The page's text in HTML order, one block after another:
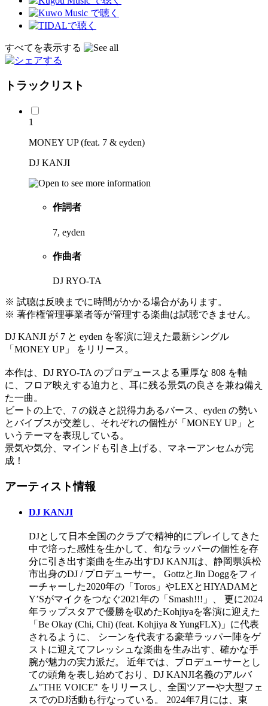
すべてを表示する
トラックリスト
1
MONEY UP (feat. 7 & eyden)
DJ KANJI
作詞者
7, eyden
作曲者
DJ RYO-TA
※ 試聴は反映までに時間がかかる場合があります。
※ 著作権管理事業者等が管理する楽曲は試聴できません。
DJ KANJI が 7 と eyden を客演に迎えた最新シングル
「MONEY UP」 をリリース。
本作は、DJ RYO-TA のプロデュースよる重厚な 808 を軸
に、フロア映えする迫力と、耳に残る景気の良さを兼ね備え
た一曲。
ビートの上で、7 の鋭さと説得力あるバース、eyden の勢い
とバイブスが交差し、それぞれの個性が「MONEY UP」と
いうテーマを表現している。
景気や気分、マインドも引き上げる、マネーアンセムが完
成！
アーティスト情報
DJ KANJI
DJとして日本全国のクラブで精神的にプレイしてきた
中で培った感性を生かして、旬なラッパーの個性を存
分に引き出す楽曲を生み出すDJ KANJIは、静岡県浜松
市出身のDJ / プロデューサー。 GottzとJin Doggをフィ
ーチャーした2020年の「Toros」やLEXとHIYADAMと
Y’Sがマイクをつなぐ2021年の「Smash!!!」、 更に2024
年ラップスタアで優勝を収めたKohjiyaを客演に迎えた
「Be Okay (Chi, Chi) (feat. Kohjiya & YungFLX)」に代表
されるように、 シーンを代表する豪華ラッパー陣をゲ
ストに迎えてフレッシュな楽曲を生み出す、確かな手
腕が魅力の実力派だ。 近年では、プロデューサーとし
ての頭角を表し始めており、DJ KANJI名義のアルバ
ム"THE VOICE" をリリースし、全国ツアーや大型フェ
スでのDJ活動も行なっている。 2024年7月には、東